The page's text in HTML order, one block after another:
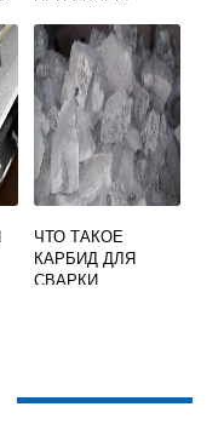
ЭЛЕКТРОДАМИ С
ОСНОВНЫМ
ПОКРЫТИЕМ
ЧТО ТАКОЕ
КАРБИД ДЛЯ
СВАРКИ